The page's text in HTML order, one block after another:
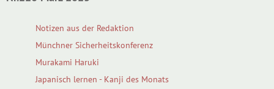
Notizen aus der Redaktion
Münchner Sicherheitskonferenz
Murakami Haruki
Japanisch lernen - Kanji des Monats